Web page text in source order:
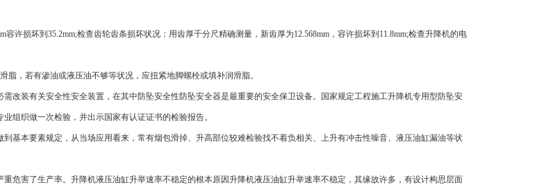
许损坏到35.2mm;检查齿轮齿条损坏状况：用齿厚千分尺精确测量，新齿厚为12.568mm，容许损坏到11.8mm;检查升降机的电
，若有渗油或液压油不够等状况，应扭紧地脚螺栓或填补润滑脂。
改装有关安全性安全装置，在其中防坠安全性防坠安全器是最重要的安全保卫设备。国家规定工程施工升降机专用型防坠安
组织做一次检验，并出示国家有认证证书的检验报告。
基本要素规定，从当场应用看来，常有烟包滑掉、升高部位较难检验找不着负相关、上升有冲击性噪音、液压油缸漏油等状
危害了生产率。升降机液压油缸升举速率不稳定的根本原因升降机液压油缸升举速率不稳定，其缘故许多，有设计构思层面